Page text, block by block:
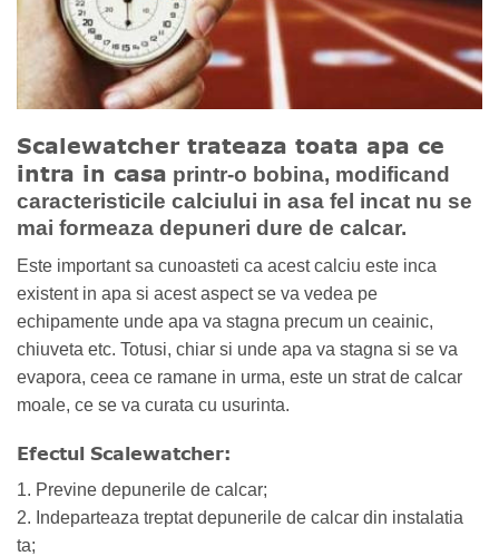
Scalewatcher trateaza toata apa ce
intra in casa printr-o bobina, modificand
caracteristicile calciului in asa fel incat nu se
mai formeaza depuneri dure de calcar.
Este important sa cunoasteti ca acest calciu este inca
existent in apa si acest aspect se va vedea pe
echipamente unde apa va stagna precum un ceainic,
chiuveta etc. Totusi, chiar si unde apa va stagna si se va
evapora, ceea ce ramane in urma, este un strat de calcar
moale, ce se va curata cu usurinta.
Efectul Scalewatcher:
1. Previne depunerile de calcar;
2. Indeparteaza treptat depunerile de calcar din instalatia
ta;